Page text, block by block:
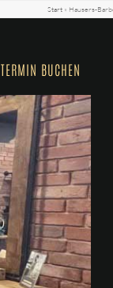
TERMIN BUCHEN
Start » Hausers-